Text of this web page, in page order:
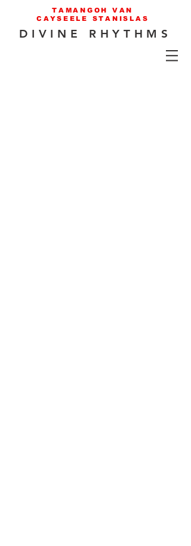
TAMANGOH VAN
CAYSEELE STANISLAS
DIVINE RHYTHMS